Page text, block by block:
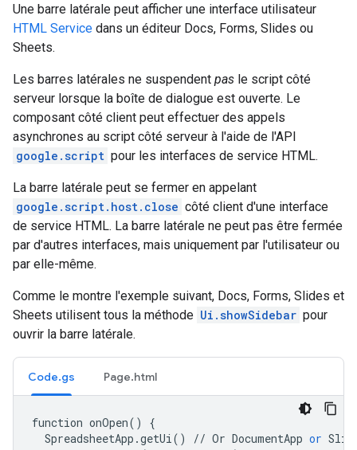
Une barre latérale peut afficher une interface utilisateur
HTML Service dans un éditeur Docs, Forms, Slides ou
Sheets.
Les barres latérales ne suspendent pas le script côté
serveur lorsque la boîte de dialogue est ouverte. Le
composant côté client peut effectuer des appels
asynchrones au script côté serveur à l'aide de l'API
google.script pour les interfaces de service HTML.
La barre latérale peut se fermer en appelant
google.script.host.close côté client d'une interface
de service HTML. La barre latérale ne peut pas être fermée
par d'autres interfaces, mais uniquement par l'utilisateur ou
par elle-même.
Comme le montre l'exemple suivant, Docs, Forms, Slides et
Sheets utilisent tous la méthode Ui.showSidebar pour
ouvrir la barre latérale.
Code.gs Page.html
function onOpen()
{
SpreadsheetApp .getUi() // Or DocumentApp or